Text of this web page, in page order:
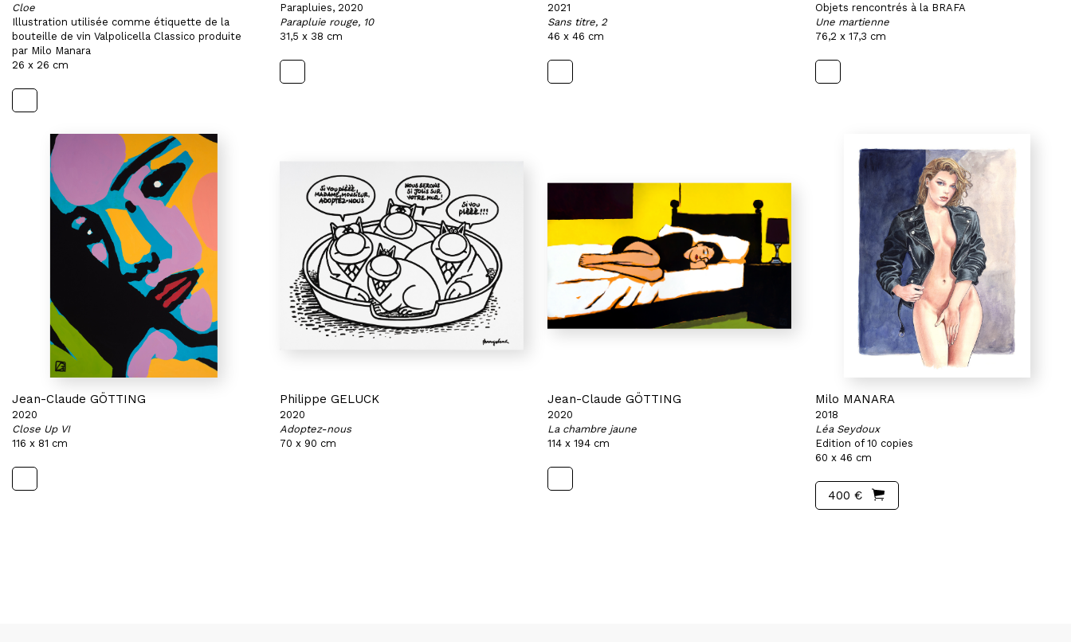
Cloe
Illustration utilisée comme étiquette de la
bouteille de vin Valpolicella Classico produite
par Milo Manara
26 x 26 cm
Parapluies, 2020
Parapluie rouge, 10
31,5 x 38 cm
2021
Sans titre, 2
46 x 46 cm
Objets rencontrés à la BRAFA
Une martienne
76,2 x 17,3 cm
Jean-Claude GÖTTING
2020
Close Up VI
116 x 81 cm
Philippe GELUCK
2020
Adoptez-nous
70 x 90 cm
Jean-Claude GÖTTING
2020
La chambre jaune
114 x 194 cm
Milo MANARA
2018
Léa Seydoux
Edition of 10 copies
60 x 46 cm
400 €